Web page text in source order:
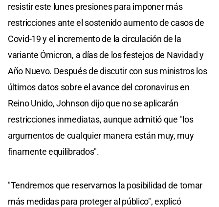
resistir este lunes presiones para imponer más
restricciones ante el sostenido aumento de casos de
Covid-19 y el incremento de la circulación de la
variante Ómicron, a días de los festejos de Navidad y
Año Nuevo. Después de discutir con sus ministros los
últimos datos sobre el avance del coronavirus en
Reino Unido, Johnson dijo que no se aplicarán
restricciones inmediatas, aunque admitió que "los
argumentos de cualquier manera están muy, muy
finamente equilibrados".
"Tendremos que reservarnos la posibilidad de tomar
más medidas para proteger al público", explicó